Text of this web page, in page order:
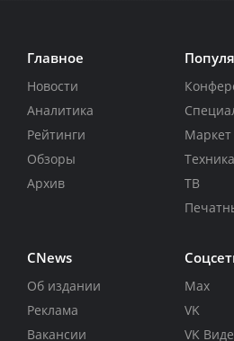
Главное
Новости
Аналитика
Рейтинги
Обзоры
Архив
Маркет
Техника
ТВ
CNews
Об издании
Реклама
Вакансии
Max
VK
VK